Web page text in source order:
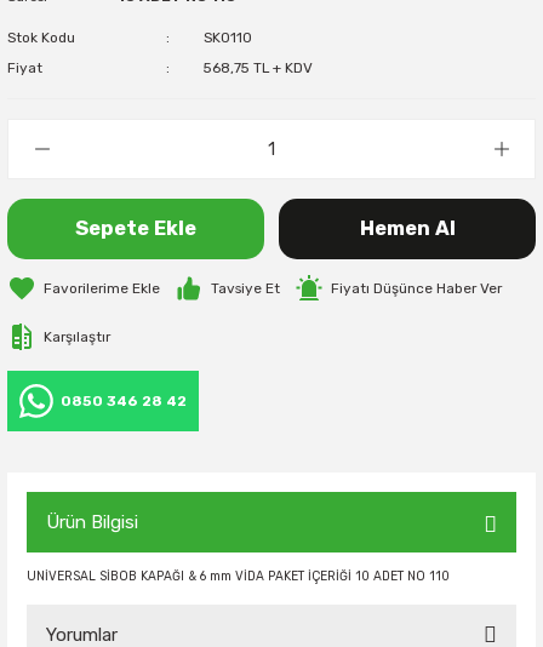
Stok Kodu
SK0110
Fiyat
568,75 TL + KDV
Sepete Ekle Hemen Al
Tavsiye Et Fiyatı Düşünce Haber Ver
Karşılaştır
0850 346 28 42
Ürün Bilgisi
UNİVERSAL SİBOB KAPAĞI & 6 mm VİDA PAKET İÇERİĞİ 10 ADET NO 110
Yorumlar